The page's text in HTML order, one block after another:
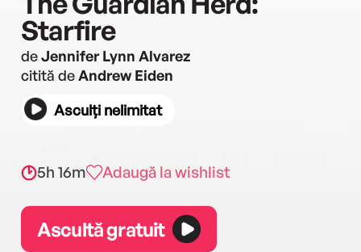
Starfire
deJennifer Lynn Alvarez
citită deAndrew Eiden
Asculți nelimitat
5h 16m Adaugă la wishlist
Ascultă gratuit